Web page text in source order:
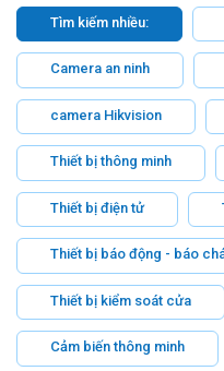
Tìm kiếm nhiều:
Camera an ninh
camera Hikvision
Thiết bị thông minh
Thiết bị điện tử
Thiết bị báo động - báo
Thiết bị kiểm soát cửa
Cảm biến thông minh